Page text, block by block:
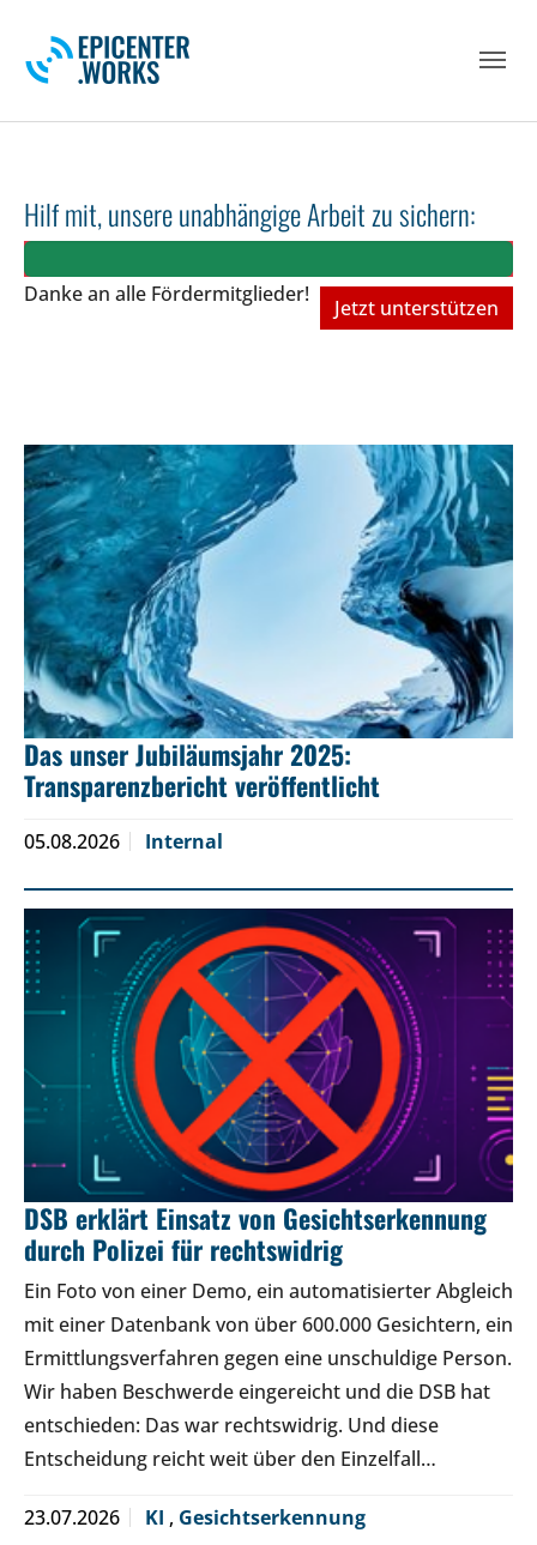
Hilf mit, unsere unabhängige Arbeit zu sichern:
Danke an alle Fördermitglieder!
Jetzt unterstützen
Das unser Jubiläumsjahr 2025:
Transparenzbericht veröffentlicht
05.08.2026 Internal
DSB erklärt Einsatz von Gesichtserkennung
durch Polizei für rechtswidrig
Ein Foto von einer Demo, ein automatisierter Abgleich
mit einer Datenbank von über 600.000 Gesichtern, ein
Ermittlungsverfahren gegen eine unschuldige Person.
Wir haben Beschwerde eingereicht und die DSB hat
entschieden: Das war rechtswidrig. Und diese
Entscheidung reicht weit über den Einzelfall…
23.07.2026 KI , Gesichtserkennung